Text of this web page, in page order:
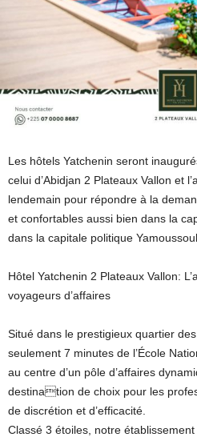
Les hôtels Yatchenin seront
celui d’Abidjan 2 Plateaux Vallon et
lendemain pour répondre à la
et confortables aussi bien dans la
dans la capitale politique
Hôtel Yatchenin 2 Plateaux Vallon:
voyageurs d’affaires
Situé dans le prestigieux quartier
seulement 7 minutes de l’École
au centre d’un pôle d’affaires
destination de choix pour les
de discrétion et d’efficacité.
Classé 3 étoiles, notre